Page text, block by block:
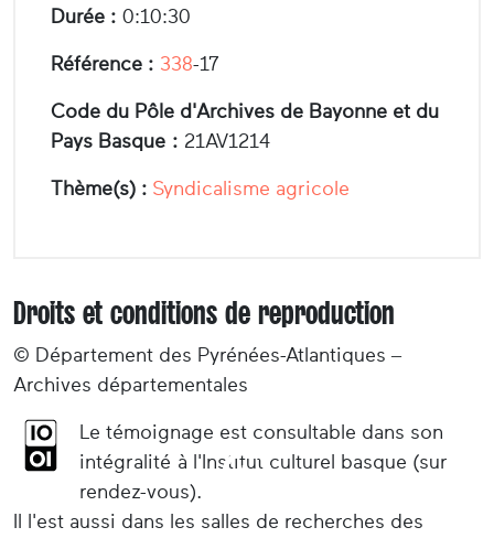
Durée : 0:10:30
Référence : 338-17
Code du Pôle d'Archives de Bayonne et du
Pays Basque : 21AV1214
Thème(s) : Syndicalisme agricole
Droits et conditions de reproduction
© Département des Pyrénées-Atlantiques –
Archives départementales
Le témoignage est consultable dans son
intégralité à l'Institut culturel basque (sur
rendez-vous).
Il l'est aussi dans les salles de recherches des